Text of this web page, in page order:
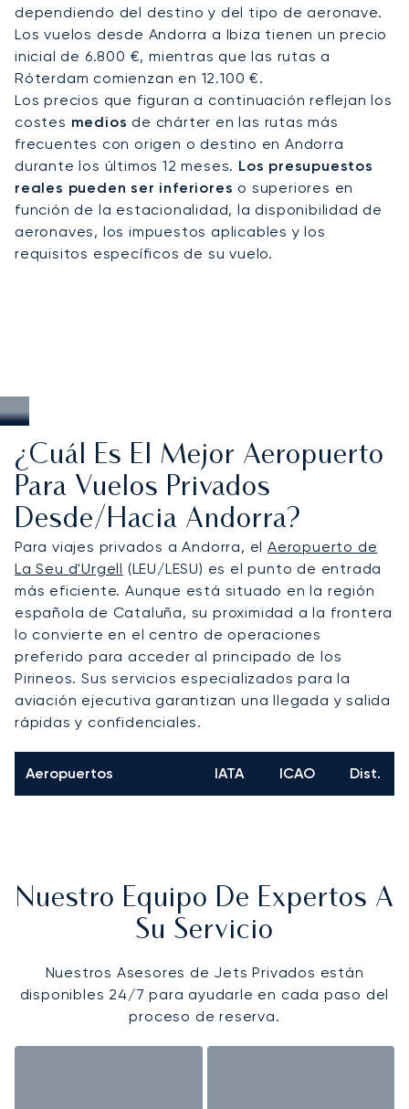
dependiendo del destino y del tipo de aeronave.
Los vuelos desde Andorra a Ibiza tienen un precio
inicial de 6.800 €, mientras que las rutas a
Róterdam comienzan en 12.100 €.
Los precios que figuran a continuación reflejan los
costes medios de chárter en las rutas más
frecuentes con origen o destino en Andorra
durante los últimos 12 meses. Los presupuestos
reales pueden ser inferiores o superiores en
función de la estacionalidad, la disponibilidad de
aeronaves, los impuestos aplicables y los
requisitos específicos de su vuelo.
¿Cuál Es El Mejor Aeropuerto
Para Vuelos Privados
Desde/hacia Andorra?
Para viajes privados a Andorra, elAeropuerto de
La Seu d'Urgell (LEU/LESU) es el punto de entrada
más eficiente. Aunque está situado en la región
española de Cataluña, su proximidad a la frontera
lo convierte en el centro de operaciones
preferido para acceder al principado de los
Pirineos. Sus servicios especializados para la
aviación ejecutiva garantizan una llegada y salida
rápidas y confidenciales.
Aeropuertos IATA ICAO Dist.
Nuestro Equipo De Expertos A
Su Servicio
Nuestros Asesores de Jets Privados están
disponibles 24/7 para ayudarle en cada paso del
proceso de reserva.